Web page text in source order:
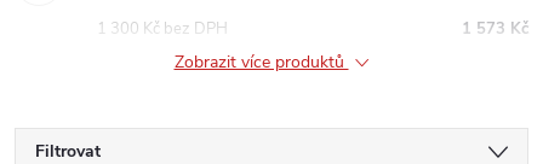
1 573 Kč
1 300 Kč bez DPH
Zobrazit více produktů
Filtrovat